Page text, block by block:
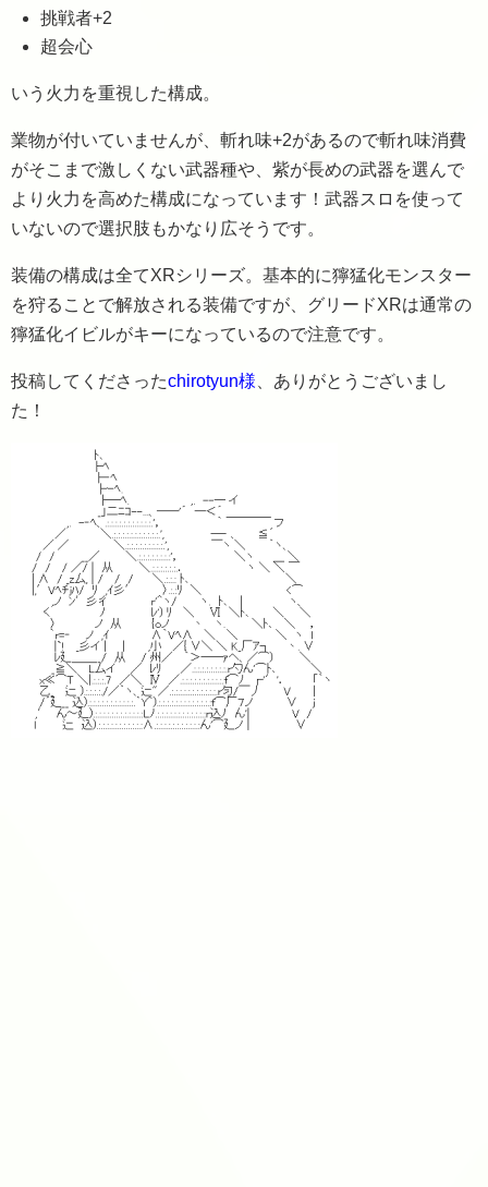
挑戦者+2
超会心
いう火力を重視した構成。
業物が付いていませんが、斬れ味+2があるので斬れ味消費
がそこまで激しくない武器種や、紫が長めの武器を選んで
より火力を高めた構成になっています！武器スロを使って
いないので選択肢もかなり広そうです。
装備の構成は全てXRシリーズ。基本的に獰猛化モンスター
を狩ることで解放される装備ですが、グリードXRは通常の
獰猛化イビルがキーになっているので注意です。
投稿してくださったchirotyun様 、ありがとうございまし
た！